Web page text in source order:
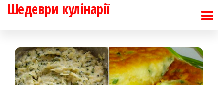
Перейти
Шедеври кулінарії